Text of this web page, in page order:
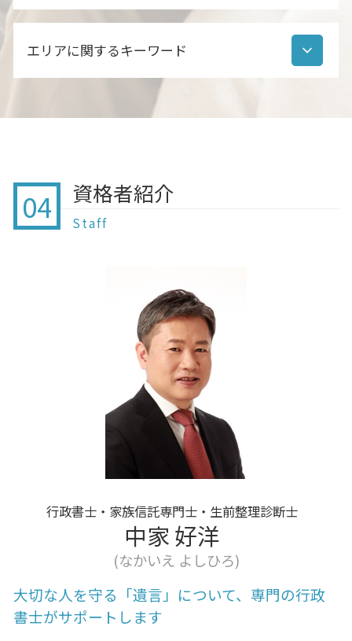
遺産分割協議書 いつまで
行政書士 相続人調査 職務上請求
相続 預金 流れ
相続財産調査 不動産
自筆証書遺言 効力
公正証書遺言 調査
遺言とは
公正証書遺言 どうやって
公正証書遺言 効力 相続
自筆証書遺言 遺産分割協議
遺言書 公正証書
自筆証書遺言 登記 できない
家族信託 手順
家族信託 相続
家族信託 後見制度 違い
家族信託 成年後見制度 違い
家族信託 依頼先
家族信託 誰に相談
家族信託 方法
住宅ローン 贈与 注意点
贈与契約書 作成
暦年贈与 契約書
住宅 購入 贈与
暦年贈与 いつまで
贈与契約書 作成 代行
贈与 相談
暦年贈与 注意点
贈与契約書 誰が書く
贈与契約書 作成方法
終活 延命治療
終活 コンサルタント
終わり の 終 活
終活 家の処分
終活 葬儀の準備
終活 あっさり終わった
終活 始める時期
エリアに関するキーワード
贈与 栄町
離婚協議書 印西市 行政書士
贈与 佐倉
遺言 白井市 行政書士
家族信託 鎌ヶ谷 行政書士
家族信託 白井市 行政書士
離婚協議書 白井市 行政書士
家族信託 北総線 行政書士
離婚協議書 我孫子市 行政書士
贈与 八千代
04 資格者紹介
Staff
行政書士・家族信託専門士・生前整理診断士
中家 好洋
(なかいえ よしひろ)
大切な人を守る「遺言」について、専門の行政
書士がサポートします